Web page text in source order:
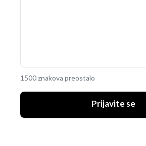
1500 znakova preostalo
Prijavite se